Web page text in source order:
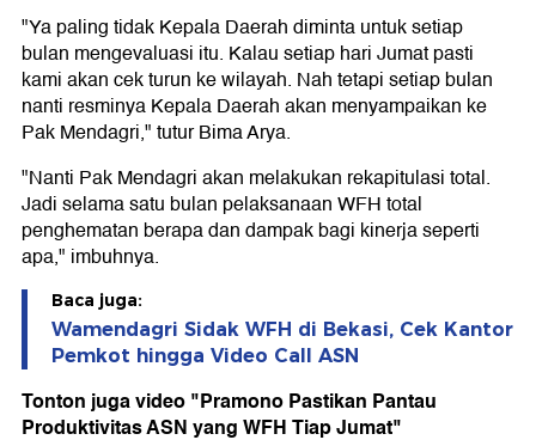
"Ya paling tidak Kepala Daerah diminta untuk setiap
bulan mengevaluasi itu. Kalau setiap hari Jumat pasti
kami akan cek turun ke wilayah. Nah tetapi setiap bulan
nanti resminya Kepala Daerah akan menyampaikan ke
Pak Mendagri," tutur Bima Arya.
"Nanti Pak Mendagri akan melakukan rekapitulasi total.
Jadi selama satu bulan pelaksanaan WFH total
penghematan berapa dan dampak bagi kinerja seperti
apa," imbuhnya.
Baca juga:
Wamendagri Sidak WFH di Bekasi, Cek Kantor
Pemkot hingga Video Call ASN
Tonton juga video "Pramono Pastikan Pantau
Produktivitas ASN yang WFH Tiap Jumat"